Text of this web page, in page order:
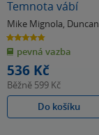
Temnota vábí
Mike Mignola, Duncan
Fegredo
4.8
z
5
hvězdiček
pevná vazba
536 Kč
Běžně 599 Kč
Do košíku